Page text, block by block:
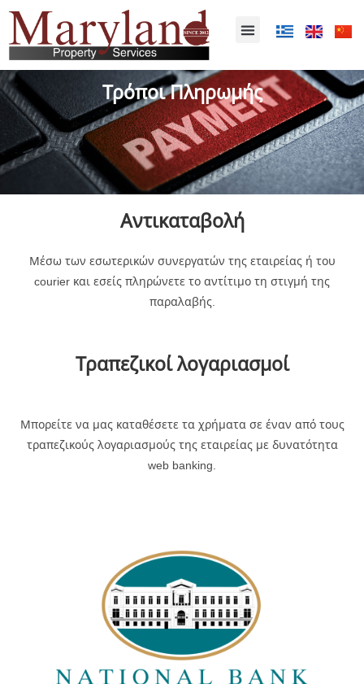
Τρόποι Πληρωμής
Αντικαταβολή
Μέσω των εσωτερικών συνεργατών της εταιρείας ή του
courier και εσείς πληρώνετε το αντίτιμο τη στιγμή της
παραλαβής.
Τραπεζικοί λογαριασμοί
Μπορείτε να μας καταθέσετε τα χρήματα σε έναν από τους
τραπεζικούς λογαριασμούς της εταιρείας με δυνατότητα
web banking.